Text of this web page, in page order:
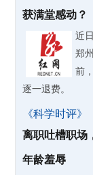
获满堂感动？
近
郑
前
逐一退费。
《科学时评》
离职吐槽职场
年龄羞辱